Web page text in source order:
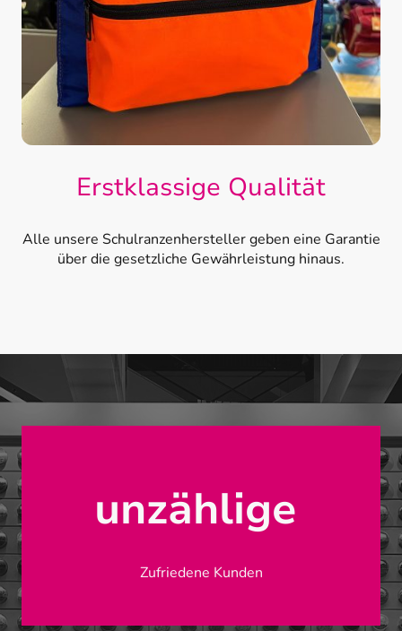
Erstklassige Qualität
Alle unsere Schulranzenhersteller geben eine Garantie
über die gesetzliche Gewährleistung hinaus.
unzählige
Zufriedene Kunden